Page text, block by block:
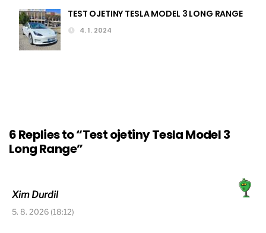
TEST OJETINY TESLA MODEL 3 LONG RANGE
4. 1. 2024
6 Replies to “Test ojetiny Tesla Model 3
Long Range”
Xim Durdil
5. 8. 2026 (18:12)